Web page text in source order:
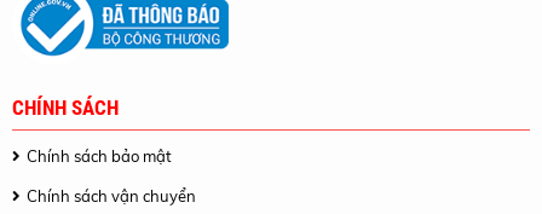
CHÍNH SÁCH
Chính sách bảo mật
Chính sách vận chuyển